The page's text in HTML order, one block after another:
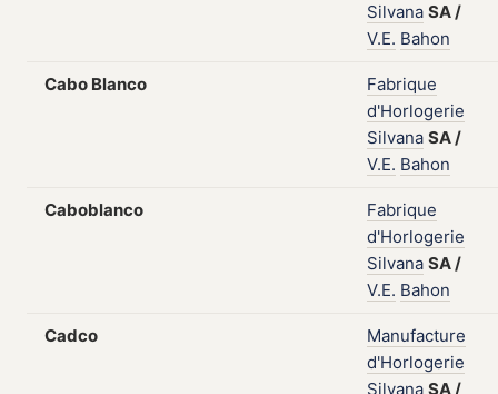
Silvana SA/
V.E. Bahon
Cabo Blanco
Fabrique
d'Horlogerie
Silvana SA/
V.E. Bahon
Caboblanco
Fabrique
d'Horlogerie
Silvana SA/
V.E. Bahon
Cadco
Manufacture
d'Horlogerie
Silvana SA/